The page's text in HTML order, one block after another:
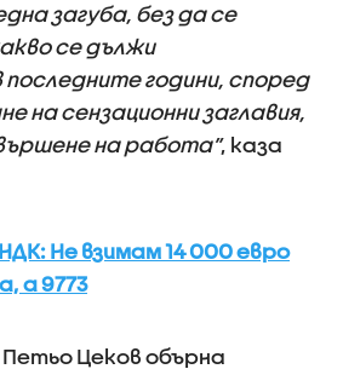
загуба, без да се
се дължи
години, според
на сензационни заглавия,
на работа”, каза
Не взимам 14 000 евро
а 9773
Цеков обърна